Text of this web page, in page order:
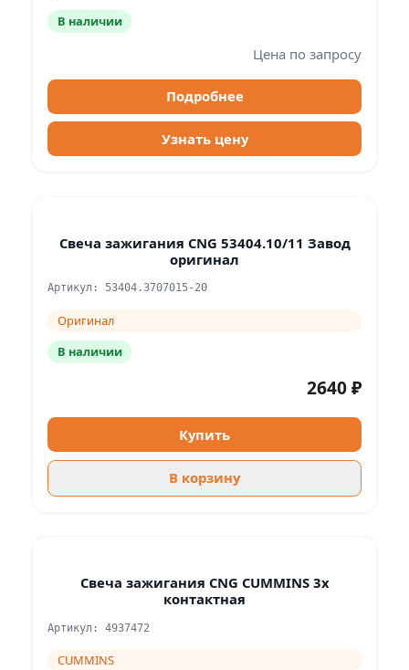
В наличии
Цена по запросу
Подробнее
Узнать цену
Свеча зажигания CNG 53404.10/11 Завод
оригинал
Артикул: 53404.3707015-20
Оригинал
В наличии
2640 ₽
Купить
В корзину
Свеча зажигания CNG CUMMINS 3х
контактная
Артикул: 4937472
CUMMINS